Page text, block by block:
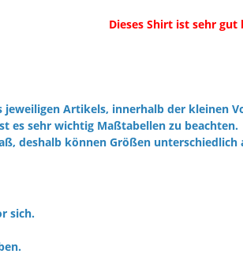
Dieses Shirt ist sehr gut
Artikels, innerhalb der kleinen
es sehr wichtig Maßtabellen zu beachten.
deshalb können Größen unterschiedlich
sich.